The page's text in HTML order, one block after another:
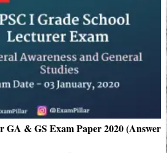
GA & GS Exam Paper 2020 (Answer